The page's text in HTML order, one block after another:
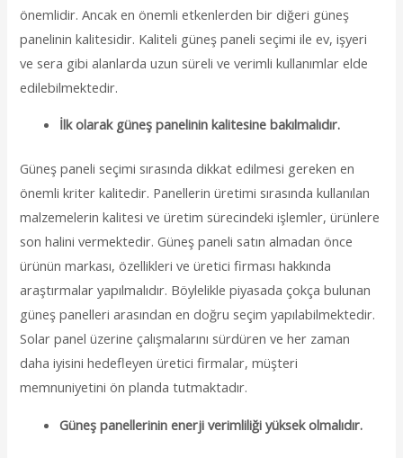
önemlidir. Ancak en önemli etkenlerden bir diğeri güneş
panelinin kalitesidir. Kaliteli güneş paneli seçimi ile ev, işyeri
ve sera gibi alanlarda uzun süreli ve verimli kullanımlar elde
edilebilmektedir.
İlk olarak güneş panelinin kalitesine bakılmalıdır.
Güneş paneli seçimi sırasında dikkat edilmesi gereken en
önemli kriter kalitedir. Panellerin üretimi sırasında kullanılan
malzemelerin kalitesi ve üretim sürecindeki işlemler, ürünlere
son halini vermektedir. Güneş paneli satın almadan önce
ürünün markası, özellikleri ve üretici firması hakkında
araştırmalar yapılmalıdır. Böylelikle piyasada çokça bulunan
güneş panelleri arasından en doğru seçim yapılabilmektedir.
Solar panel üzerine çalışmalarını sürdüren ve her zaman
daha iyisini hedefleyen üretici firmalar, müşteri
memnuniyetini ön planda tutmaktadır.
Güneş panellerinin enerji verimliliği yüksek olmalıdır.